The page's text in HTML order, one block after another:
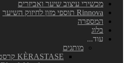
מכשירי עיצוב שיער ואביזרים
Rinnova תוספי מזון לחיזוק השיער
המספרה
בלוג
עוד...
מותגים
KÈRASTASE קרסטס